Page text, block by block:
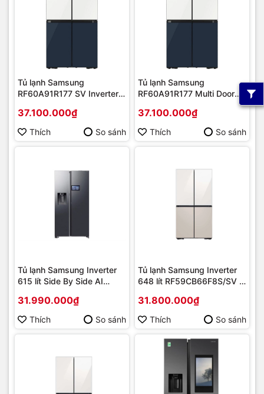
Tủ lạnh Samsung
RF60A91R177 SV Inverter
37.100.000₫
Thích So sánh
Tủ lạnh Samsung
RF60A91R177 Multi Door
Hàng chính hãng
37.100.000₫
Thích So sánh
Tủ lạnh Samsung Inverter
615 lít Side By Side AI
[2025] | Hàng chính hãng
31.990.000₫
Thích So sánh
Tủ lạnh Samsung Inverter
648 lít RF59CB66F8S/SV |
31.800.000₫
Thích So sánh